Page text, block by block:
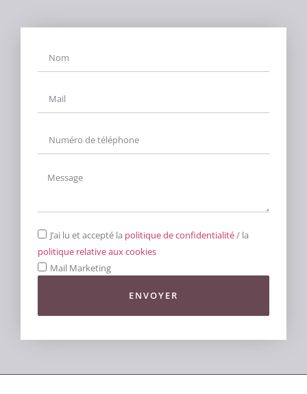
J’ai lu et accepté la politique de confidentialité/ la
politique relative aux cookies
Mail Marketing
ENVOYER